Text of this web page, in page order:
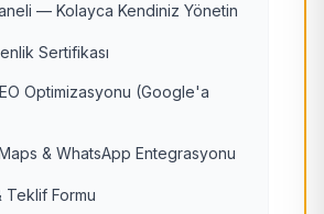
— Kolayca Kendiniz Yönetin
Sertifikası
Optimizasyonu (Google'a
& WhatsApp Entegrasyonu
Teklif Formu